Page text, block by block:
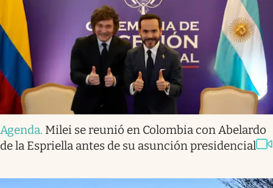
Agenda. Milei se reunió en Colombia con Abelardo
de la Espriella antes de su asunción presidencial